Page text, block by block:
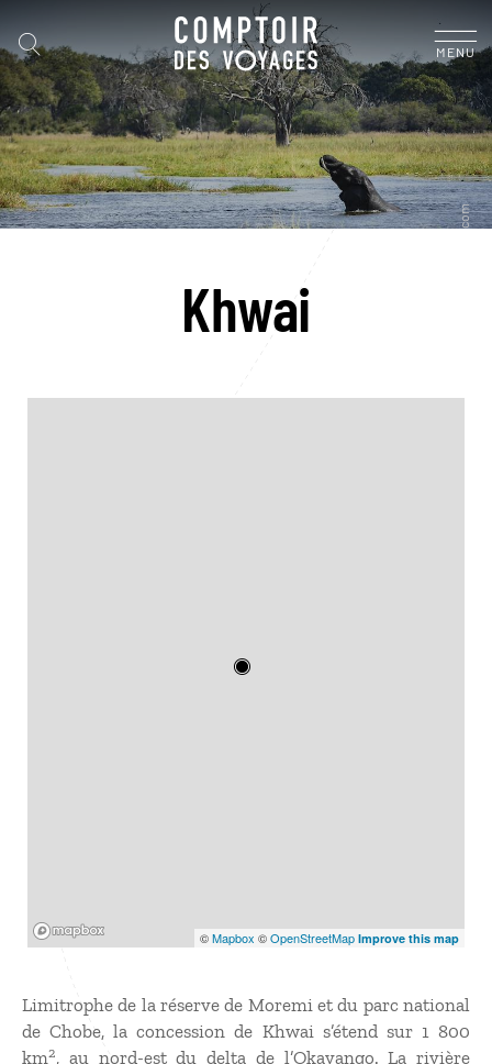
MENU
Khwai
©Mapbox ©OpenStreetMap Improve this map
Limitrophe de la réserve de Moremi et du parc national
de Chobe, la concession de Khwai s’étend sur 1 800
km2, au nord-est du delta de l’Okavango. La rivière